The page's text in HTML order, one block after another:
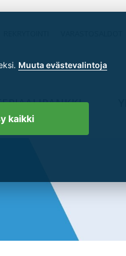
Muuta evästevalintoja
kaikki